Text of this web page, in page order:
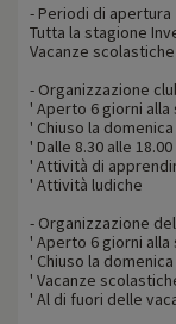
- Periodi di apertura
Tutta la stagione
Vacanze
- Organizzazione
' Aperto 6 giorni alla
' Chiuso la domenica
' Dalle 8.30 alle
' Attività di
' Attività ludiche
- Organizzazione
' Aperto 6 giorni alla
' Chiuso la domenica
' Vacanze
' Al di fuori delle